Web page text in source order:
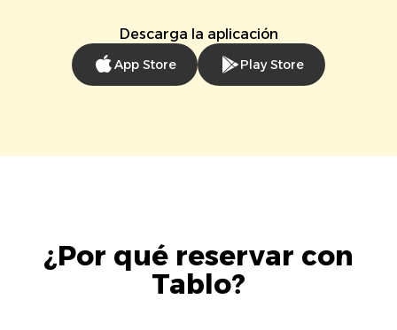
Descarga la aplicación
App Store Play Store
¿Por qué reservar con
Tablo?